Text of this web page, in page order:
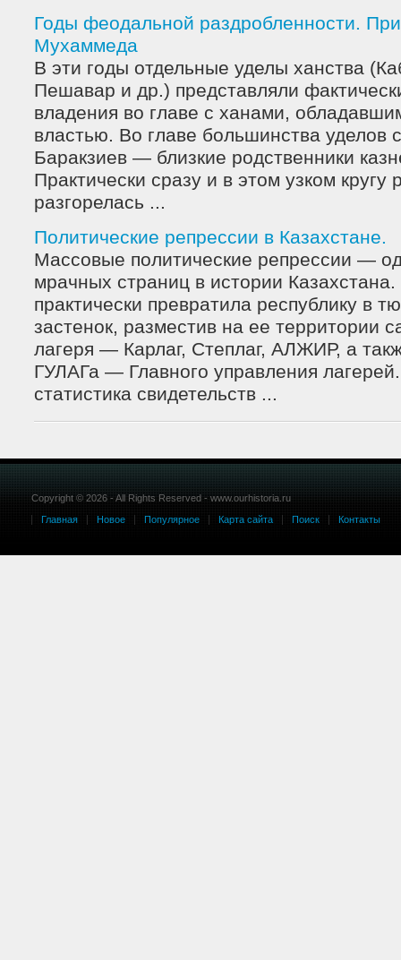
Годы феодальной раздробленности.
Мухаммеда
В эти годы отдельные уделы ханства
Пешавар и др.) представляли
владения во главе с ханами,
властью. Во главе большинства уделов
Баракзиев — близкие родственники
Практически сразу и в этом узком кругу
разгорелась ...
Политические репрессии в Казахстане.
Массовые политические репрессии —
мрачных страниц в истории Казахстана.
практически превратила республику в
застенок, разместив на ее территории
лагеря — Карлаг, Степлаг, АЛЖИР, а
ГУЛАГа — Главного управления
статистика свидетельств ...
Copyright © 2026 - All Rights Reserved - www.ourhistoria.ru
Главная
Новое Популярное Карта сайта Поиск Контакты